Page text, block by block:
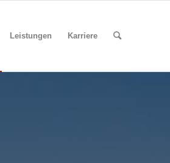
Leistungen Karriere